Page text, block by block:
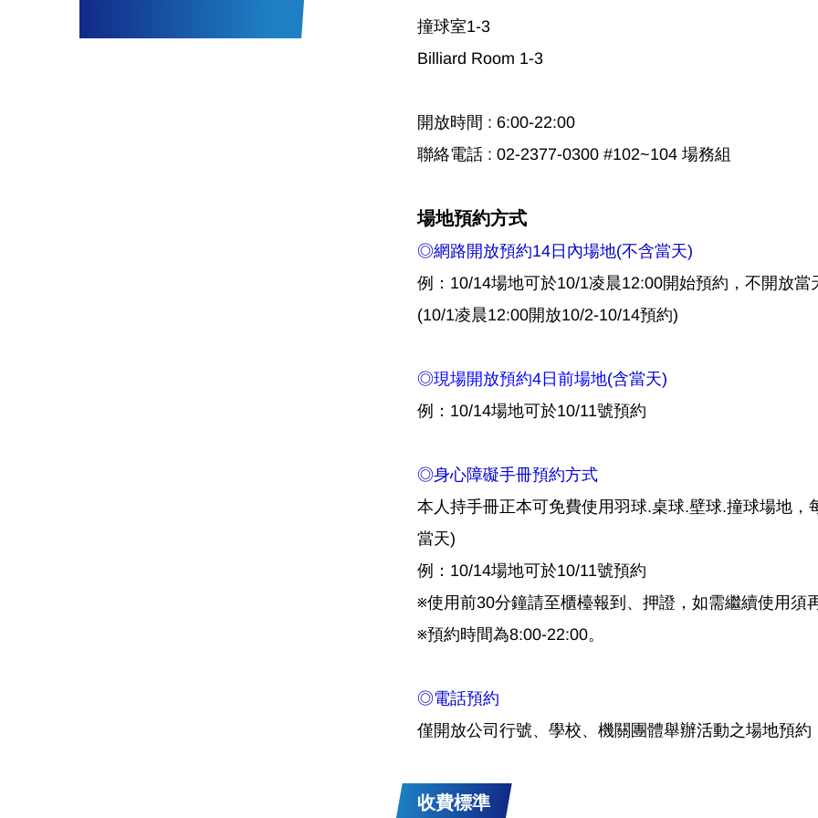
撞球室1-3
Billiard Room 1-3
開放時間 : 6:00-22:00
聯絡電話 : 02-2377-0300 #102~104 場務組
場地預約方式
◎網路開放預約14日內場地(不含當天)
例：10/14場地可於10/1凌晨12:00開始預約，不開放當
(10/1凌晨12:00開放10/2-10/14預約)
◎現場開放預約4日前場地(含當天)
例：10/14場地可於10/11號預約
◎身心障礙手冊預約方式
本人持手冊正本可免費使用羽球.桌球.壁球.撞球場地
當天)
例：10/14場地可於10/11號預約
※使用前30分鐘請至櫃檯報到、押證，如需繼續使用須
※預約時間為8:00-22:00。
◎電話預約
僅開放公司行號、學校、機關團體舉辦活動之場地預約
收費標準